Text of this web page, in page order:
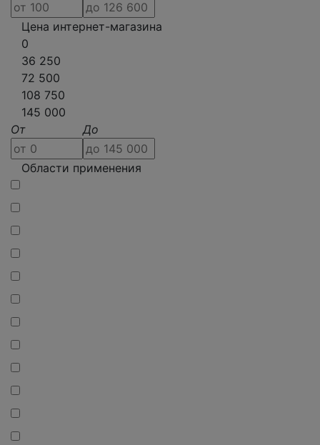
Цена интернет-магазина
0
36 250
72 500
108 750
145 000
От
До
Области применения